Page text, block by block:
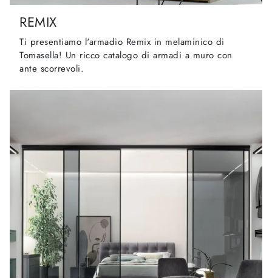
REMIX
Ti presentiamo l'armadio Remix in melaminico di
Tomasella! Un ricco catalogo di armadi a muro con
ante scorrevoli.